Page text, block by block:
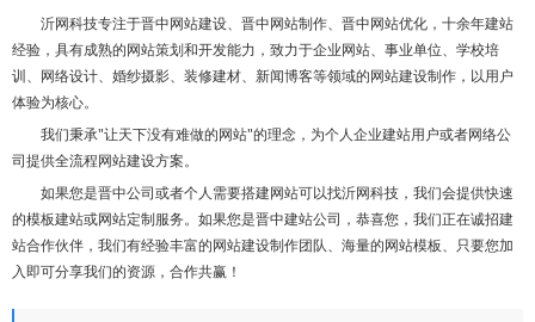
沂网科技专注于晋中网站建设、晋中网站制作、晋中网站优化，十余年建站
经验，具有成熟的网站策划和开发能力，致力于企业网站、事业单位、学校培
训、网络设计、婚纱摄影、装修建材、新闻博客等领域的网站建设制作，以用户
体验为核心。
我们秉承"让天下没有难做的网站"的理念，为个人企业建站用户或者网络公
司提供全流程网站建设方案。
如果您是晋中公司或者个人需要搭建网站可以找沂网科技，我们会提供快速
的模板建站或网站定制服务。如果您是晋中建站公司，恭喜您，我们正在诚招建
站合作伙伴，我们有经验丰富的网站建设制作团队、海量的网站模板、只要您加
入即可分享我们的资源，合作共赢！